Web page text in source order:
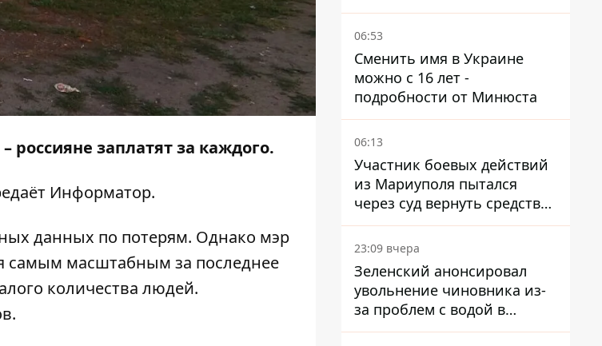
россияне заплатят за каждого.
Информатор.
данных по потерям. Однако мэр
самым масштабным за последнее
количества людей.
06:53
Сменить имя в Украине
можно с 16 лет -
подробности от Минюста
06:13
Участник боевых действий
из Мариуполя пытался
через суд вернуть средства
субсидии со счета в
Ощадбанке – каким было
решение
23:09 вчера
Зеленский анонсировал
увольнение чиновника из-
за проблем с водой в
Марганце